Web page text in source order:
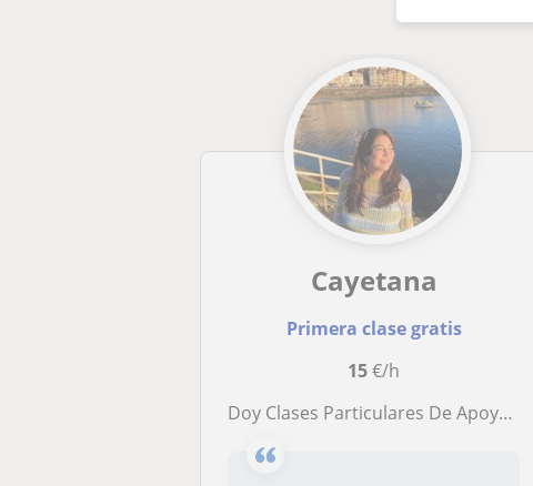
Cayetana
Primera clase gratis
15€/h
Doy Clases Particulares De Apoyo Escolar Para Alumnos De Infantil, Primaria, Secundaria Y Bachillerato